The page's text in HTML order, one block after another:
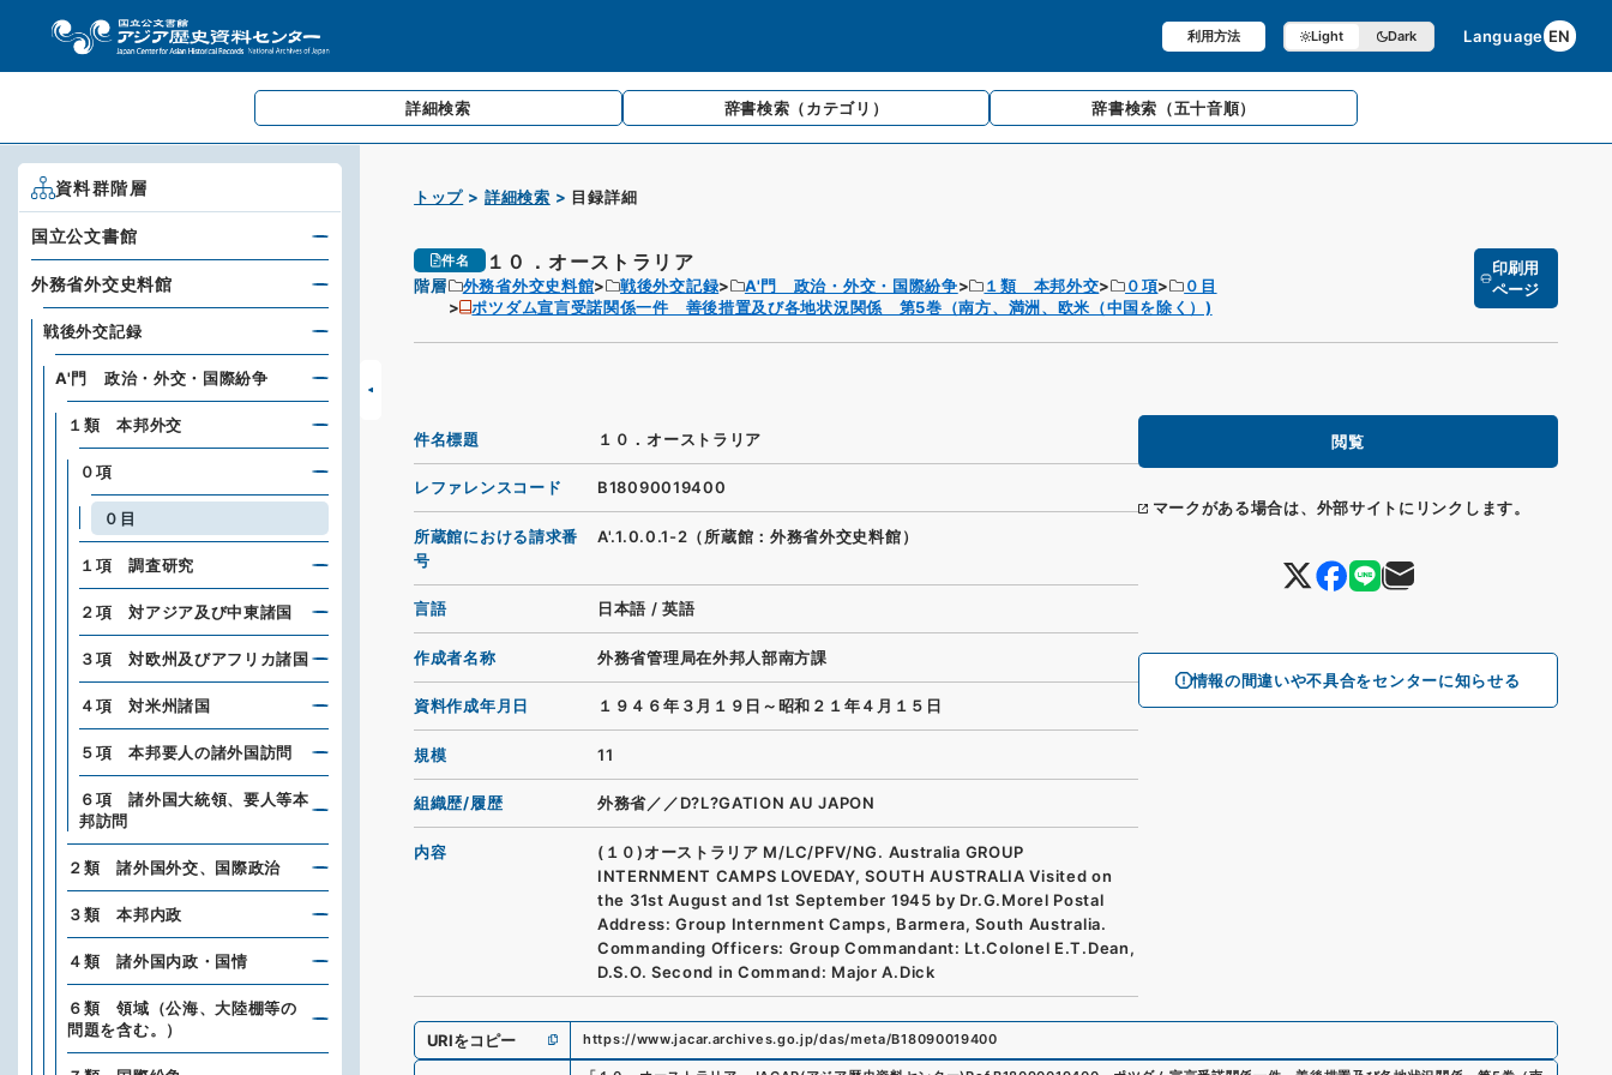
利用方法 Light Dark Language EN
詳細検索 辞書検索 （カテゴリ） 辞書検索 （五十音順）
トップ 詳細検索 目録詳細
件名 １０．オーストラリア
階層 外務省外交史料館 戦後外交記録 A'門 政治・外交・国際紛争 １類 本邦外交 ０項
０目
ポツダム宣言受諾関係一件 善後措置及び各地状況関係 第5巻（南方、満洲、欧米（中国を除く）)
印刷用
ページ
閲覧
マークがある場合は、外部サイトにリンクします。
情報の間違いや不具合をセンターに知らせる
件名標題 １０．オーストラリア
レファレンスコード B18090019400
所蔵館における請求番
号
A'.1.0.0.1-2（所蔵館：外務省外交史料館）
言語 日本語 / 英語
作成者名称 外務省管理局在外邦人部南方課
資料作成年月日 １９４６年３月１９日～昭和２１年４月１５日
規模 11
組織歴/履歴 外務省／／D?L?GATION AU JAPON
内容
(１０)オーストラリア M/LC/PFV/NG. Australia GROUP
INTERNMENT CAMPS LOVEDAY, SOUTH AUSTRALIA Visited on
the 31st August and 1st September 1945 by Dr.G.Morel Postal
Address: Group Internment Camps, Barmera, South Australia.
Commanding Officers: Group Commandant: Lt.Colonel E.T.Dean,
D.S.O. Second in Command: Major A.Dick
URIをコピー https://www.jacar.archives.go.jp/das/meta/B18090019400
資料群階層
国立公文書館
外務省外交史料館
戦後外交記録
A'門 政治・外交・国際紛争
１類 本邦外交
０項
０目
１項 調査研究
２項 対アジア及び中東諸国
３項 対欧州及びアフリカ諸国
４項 対米州諸国
５項 本邦要人の諸外国訪問
６項 諸外国大統領、要人等本
邦訪問
２類 諸外国外交、国際政治
３類 本邦内政
４類 諸外国内政・国情
６類 領域（公海、大陸棚等の
問題を含む。）